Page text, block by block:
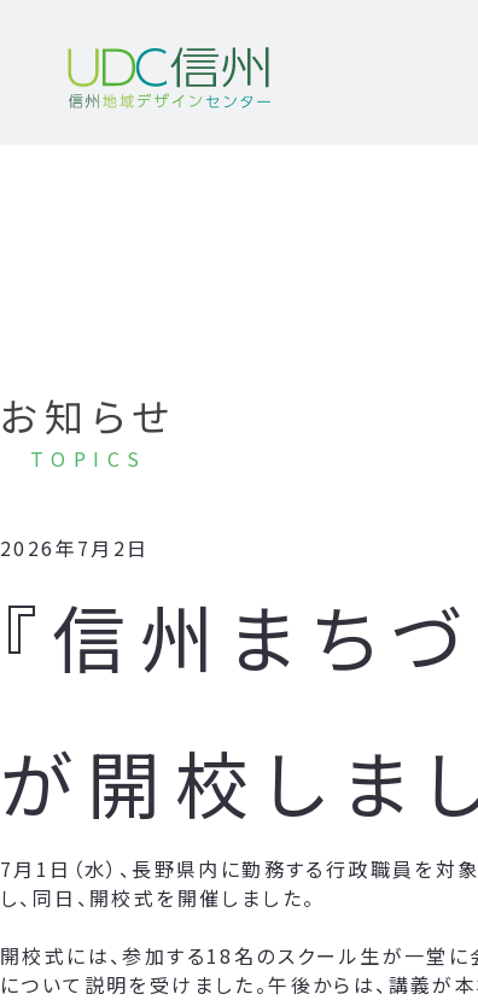
お知らせ
TOPICS
2026年7月2日
『信州まち
が開校しま
7月1日（水）、長野県内に勤務する行政職員を対
し、同日、開校式を開催しました。
開校式には、参加する18名のスクール生が一堂
について説明を受けました。午後からは、講義が